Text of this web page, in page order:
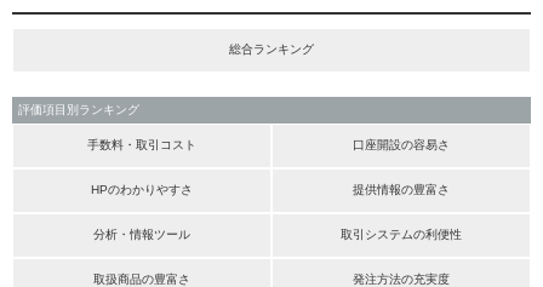
総合ランキング
評価項目別ランキング
手数料・取引コスト 口座開設の容易さ
HPのわかりやすさ 提供情報の豊富さ
分析・情報ツール 取引システムの利便性
取扱商品の豊富さ 発注方法の充実度